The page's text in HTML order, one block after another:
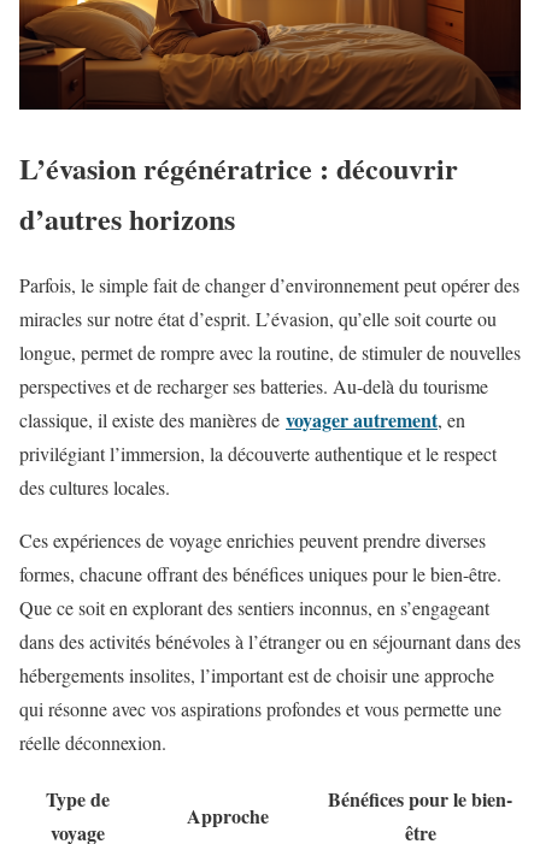
L’évasion régénératrice : découvrir
d’autres horizons
Parfois, le simple fait de changer d’environnement peut opérer des
miracles sur notre état d’esprit. L’évasion, qu’elle soit courte ou
longue, permet de rompre avec la routine, de stimuler de nouvelles
perspectives et de recharger ses batteries. Au-delà du tourisme
classique, il existe des manières de voyager autrement, en
privilégiant l’immersion, la découverte authentique et le respect
des cultures locales.
Ces expériences de voyage enrichies peuvent prendre diverses
formes, chacune offrant des bénéfices uniques pour le bien-être.
Que ce soit en explorant des sentiers inconnus, en s’engageant
dans des activités bénévoles à l’étranger ou en séjournant dans des
hébergements insolites, l’important est de choisir une approche
qui résonne avec vos aspirations profondes et vous permette une
réelle déconnexion.
Type de
voyage
Approche
Bénéfices pour le bien-
être